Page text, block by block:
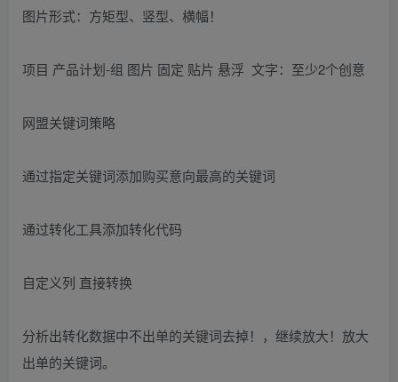
图片形式：方矩型、竖型、横幅！
项目 产品计划-组 图片 固定 贴片 悬浮 文字：至少2个创意
网盟关键词策略
通过指定关键词添加购买意向最高的关键词
通过转化工具添加转化代码
自定义列 直接转换
分析出转化数据中不出单的关键词去掉！，继续放大！放大
出单的关键词。